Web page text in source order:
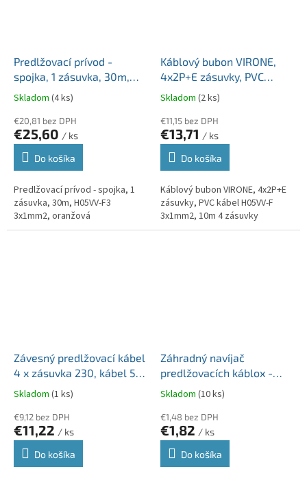
Predlžovací prívod -
spojka, 1 zásuvka, 30m,
H05VV-F3 3x1mm2,
oranžová
Skladom (4 ks)
€20,81 bez DPH
€25,60 / ks
Do košíka
Predlžovací prívod - spojka, 1
zásuvka, 30m, H05VV-F3
3x1mm2, oranžová
Káblový bubon VIRONE,
4x2P+E zásuvky, PVC
kábel H05VV-F 3x1mm2,
10m 4 zásuvky
Skladom (2 ks)
€11,15 bez DPH
€13,71 / ks
Do košíka
Káblový bubon VIRONE, 4x2P+E
zásuvky, PVC kábel H05VV-F
3x1mm2, 10m 4 zásuvky
Závesný predlžovací kábel
4 x zásuvka 230, kábel 5m
H05RR-F 3x1.5 mm2 guma
plus háčik
Skladom (1 ks)
€9,12 bez DPH
€11,22 / ks
Do košíka
Záhradný navíjač
predlžovacích káblox -
maximum 40 metrov
3x1.5mm2
Skladom (10 ks)
€1,48 bez DPH
€1,82 / ks
Do košíka